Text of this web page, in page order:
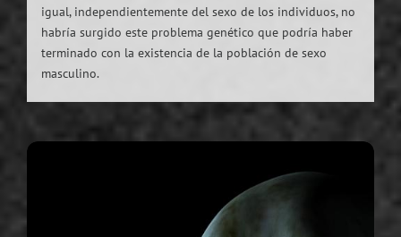
igual, independientemente del sexo de los individuos, no
habría surgido este problema genético que podría haber
terminado con la existencia de la población de sexo
masculino.